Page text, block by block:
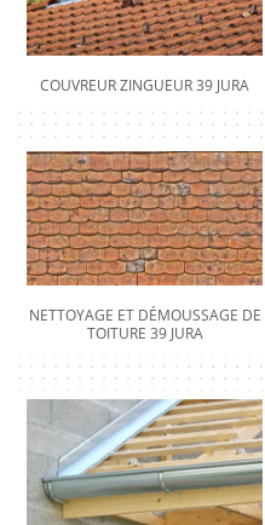
COUVREUR ZINGUEUR 39 JURA
NETTOYAGE ET DÉMOUSSAGE DE
TOITURE 39 JURA